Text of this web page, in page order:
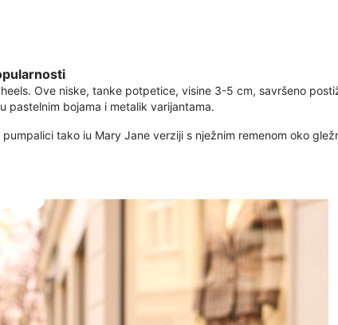
Ove niske, tanke potpetice, visine 3-5 cm, savršeno
pastelnim bojama i metalik varijantama.
tako iu Mary Jane verziji s nježnim remenom oko